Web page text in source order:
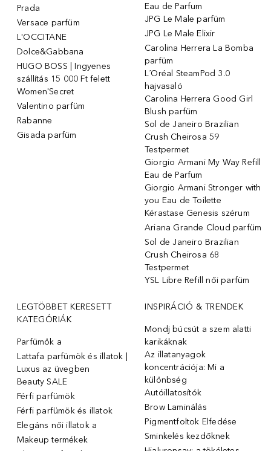
Prada
Versace parfüm
L'OCCITANE
Dolce&Gabbana
HUGO BOSS | Ingyenes
szállítás 15 000 Ft felett
Women'Secret
Valentino parfüm
Rabanne
Gisada parfüm
Eau de Parfum
JPG Le Male parfüm
JPG Le Male Elixir
Carolina Herrera La Bomba
parfüm
L´Oréal SteamPod 3.0
hajvasaló
Carolina Herrera Good Girl
Blush parfüm
Sol de Janeiro Brazilian
Crush Cheirosa 59
Testpermet
Giorgio Armani My Way Refill
Eau de Parfum
Giorgio Armani Stronger with
you Eau de Toilette
Kérastase Genesis szérum
Ariana Grande Cloud parfüm
Sol de Janeiro Brazilian
Crush Cheirosa 68
Testpermet
YSL Libre Refill női parfüm
LEGTÖBBET KERESETT
KATEGÓRIÁK
Parfümök ️a
Lattafa parfümök és illatok |
Luxus az üvegben
Beauty SALE
Férfi parfümök
Férfi parfümök és illatok
Elegáns női illatok ️a
Makeup termékek
INSPIRÁCIÓ & TRENDEK
Mondj búcsút a szem alatti
karikáknak
Az illatanyagok
koncentrációja: Mi a
különbség
Autóillatosítók
Brow Laminálás
Pigmentfoltok Elfedése
Sminkelés kezdőknek